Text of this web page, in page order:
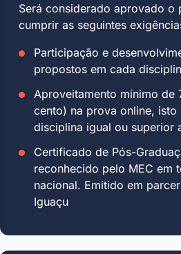
Será considerado aprovado o
cumprir as seguintes
Participação e
propostos em cada
Aproveitamento mínimo de
cento) na prova online,
disciplina igual ou superior
Certificado de Pós-
reconhecido pelo MEC em
nacional. Emitido em
Iguaçu